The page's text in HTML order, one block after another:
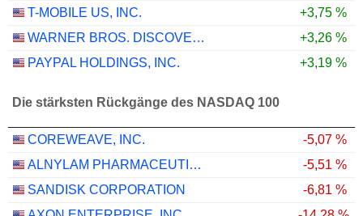
T-MOBILE US, INC.
+3,75 %
WARNER BROS. DISCOVERY, INC.
+3,26 %
PAYPAL HOLDINGS, INC.
+3,19 %
Die stärksten Rückgänge des NASDAQ 100
COREWEAVE, INC.
-5,07 %
ALNYLAM PHARMACEUTICALS, INC.
-5,51 %
SANDISK CORPORATION
-6,81 %